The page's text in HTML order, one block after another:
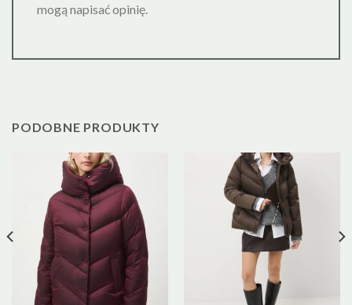
mogą napisać opinię.
PODOBNE PRODUKTY